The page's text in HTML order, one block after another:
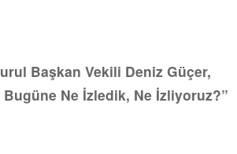
Başkan Vekili Deniz Güçer,
Ne İzledik, Ne İzliyoruz?”